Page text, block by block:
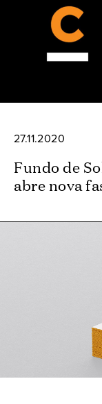
27.11.2020
Fundo de
abre nova